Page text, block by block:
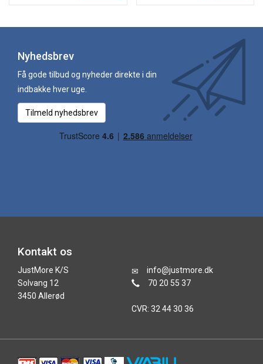
Nyhedsbrev
Få gode tilbud og nyheder direkte i din
indbakke hver uge.
Tilmeld nyhedsbrev
Kontakt os
JustMore K/S
Solvang 12
3450 Allerød
info@justmore.dk
70 20 55 37
CVR: 32 44 30 36